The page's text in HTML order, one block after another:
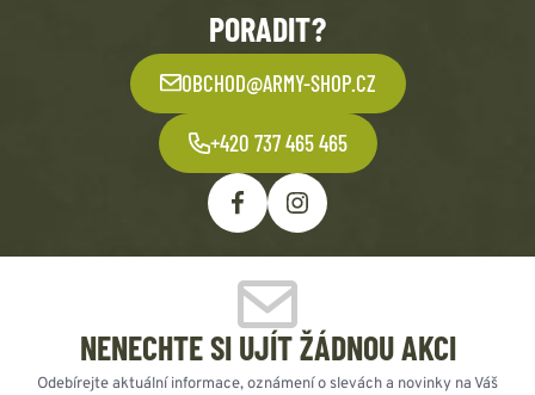
PORADIT?
OBCHOD@ARMY-SHOP.CZ
+420 737 465 465
NENECHTE SI UJÍT ŽÁDNOU AKCI
Odebírejte aktuální informace, oznámení o slevách a novinky na Váš